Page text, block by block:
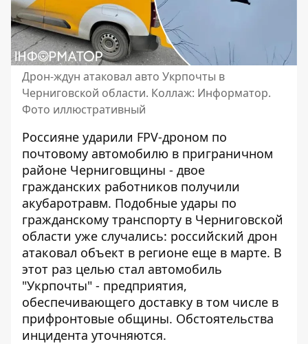
Дрон-ждун атаковал авто Укрпочты в
Черниговской области. Коллаж: Информатор.
Фото иллюстративный
Россияне ударили FPV-дроном по
почтовому автомобилю в приграничном
районе Черниговщины - двое
гражданских работников получили
акубаротравм. Подобные удары по
гражданскому транспорту в Черниговской
области уже случались: российский дрон
атаковал объект в регионе еще в марте. В
этот раз целью стал автомобиль
"Укрпочты" - предприятия,
обеспечивающего доставку в том числе в
прифронтовые общины. Обстоятельства
инцидента уточняются.